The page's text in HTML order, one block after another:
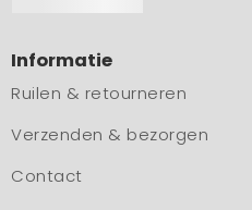
Informatie
Ruilen & retourneren
Verzenden & bezorgen
Contact